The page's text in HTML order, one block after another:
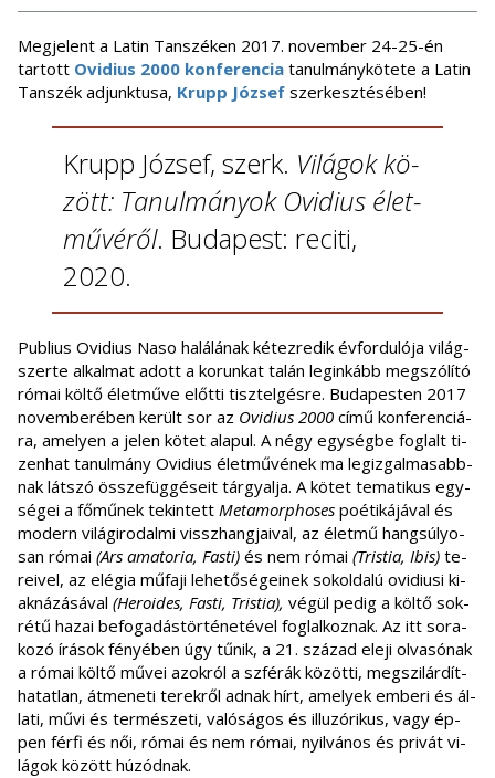
Megjelent a Latin Tanszéken 2017. november 24-25-én
tartott Ovidius 2000 konferencia tanulmánykötete a Latin
Tanszék adjunktusa, Krupp József szerkesztésében!
Krupp Jó­zsef, szerk. Vi­lá­gok kö­
zött: Ta­nul­má­nyok Ovi­di­us élet­
mű­vé­ről. Bu­da­pest: re­ci­ti,
2020.
Pub­li­us Ovi­di­us Naso ha­lá­lá­nak két­ez­re­dik év­for­du­ló­ja vi­lág­
szer­te al­kal­mat adott a ko­run­kat ta­lán leg­in­kább meg­szó­lí­tó
ró­mai köl­tő élet­mű­ve előt­ti tisz­tel­gés­re. Bu­da­pes­ten 2017
no­vem­be­ré­ben ke­rült sor az Ovi­di­us 2000 című kon­fe­ren­ci­á­
ra, ame­lyen a je­len kö­tet ala­pul. A négy egy­ség­be fog­lalt ti­
zen­hat ta­nul­mány Ovi­di­us élet­mű­vé­nek ma leg­iz­gal­ma­sabb­
nak lát­szó össze­füg­gé­se­it tár­gyal­ja. A kö­tet te­ma­ti­kus egy­
sé­gei a fő­mű­nek te­kin­tett Me­ta­mor­p­hos­es po­é­ti­ká­já­val és
mo­dern vi­lág­iro­dal­mi vissz­hang­ja­i­val, az élet­mű hang­sú­lyo­
san ró­mai (Ars ama­to­ria, Fa­sti) és nem ró­mai (Tris­tia, Ibis) te­
re­i­vel, az elé­gia mű­fa­ji le­he­tő­sé­ge­i­nek sok­ol­da­lú ovi­di­u­si ki­
ak­ná­zá­sá­val (He­ro­id­es, Fa­sti, Tris­tia), vé­gül pe­dig a köl­tő sok­
ré­tű ha­zai be­fo­ga­dás­tör­té­ne­té­vel fog­lal­koz­nak. Az itt so­ra­
ko­zó írá­sok fé­nyé­ben úgy tű­nik, a 21. szá­zad ele­ji ol­va­só­nak
a ró­mai köl­tő mű­vei azok­ról a szfé­rák kö­zöt­ti, meg­szi­lár­dít­
ha­tat­lan, át­me­ne­ti te­rek­ről ad­nak hírt, ame­lyek em­be­ri és ál­
la­ti, művi és ter­mé­sze­ti, va­ló­sá­gos és il­lu­zó­ri­kus, vagy ép­
pen fér­fi és női, ró­mai és nem ró­mai, nyil­vá­nos és pri­vát vi­
lá­gok kö­zött hú­zód­nak.